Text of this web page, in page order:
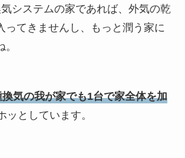
システムの家であれば、外気の乾
ってきませんし、もっと潤う家に
換気の我が家でも1台で家全体を加
ッとしています。